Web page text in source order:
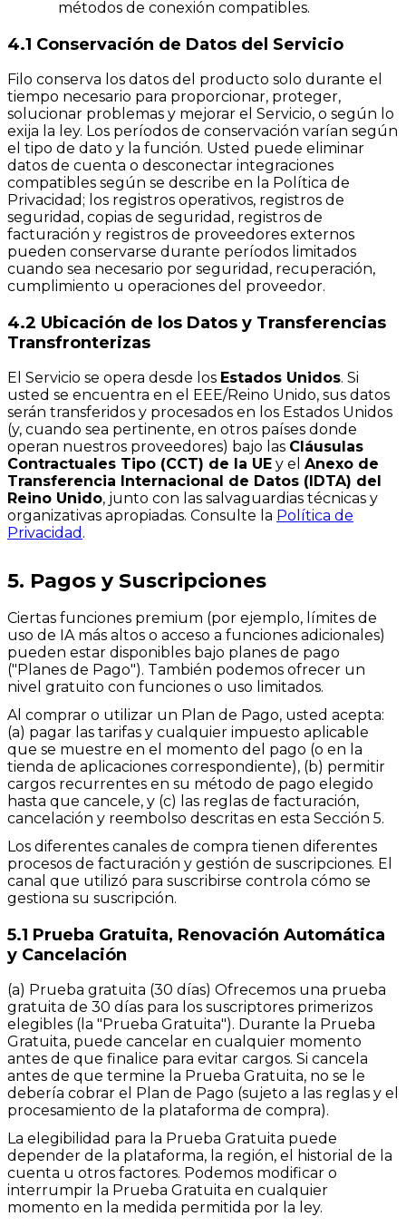
métodos de conexión compatibles.
4.1 Conservación de Datos del Servicio
Filo conserva los datos del producto solo durante el
tiempo necesario para proporcionar, proteger,
solucionar problemas y mejorar el Servicio, o según lo
exija la ley. Los períodos de conservación varían según
el tipo de dato y la función. Usted puede eliminar
datos de cuenta o desconectar integraciones
compatibles según se describe en la Política de
Privacidad; los registros operativos, registros de
seguridad, copias de seguridad, registros de
facturación y registros de proveedores externos
pueden conservarse durante períodos limitados
cuando sea necesario por seguridad, recuperación,
cumplimiento u operaciones del proveedor.
4.2 Ubicación de los Datos y Transferencias
Transfronterizas
El Servicio se opera desde los Estados Unidos. Si
usted se encuentra en el EEE/Reino Unido, sus datos
serán transferidos y procesados en los Estados Unidos
(y, cuando sea pertinente, en otros países donde
operan nuestros proveedores) bajo las Cláusulas
Contractuales Tipo (CCT) de la UE y el Anexo de
Transferencia Internacional de Datos (IDTA) del
Reino Unido, junto con las salvaguardias técnicas y
organizativas apropiadas. Consulte la Política de
Privacidad .
5. Pagos y Suscripciones
Ciertas funciones premium (por ejemplo, límites de
uso de IA más altos o acceso a funciones adicionales)
pueden estar disponibles bajo planes de pago
("Planes de Pago"). También podemos ofrecer un
nivel gratuito con funciones o uso limitados.
Al comprar o utilizar un Plan de Pago, usted acepta:
(a) pagar las tarifas y cualquier impuesto aplicable
que se muestre en el momento del pago (o en la
tienda de aplicaciones correspondiente), (b) permitir
cargos recurrentes en su método de pago elegido
hasta que cancele, y (c) las reglas de facturación,
cancelación y reembolso descritas en esta Sección 5.
Los diferentes canales de compra tienen diferentes
procesos de facturación y gestión de suscripciones. El
canal que utilizó para suscribirse controla cómo se
gestiona su suscripción.
5.1 Prueba Gratuita, Renovación Automática
y Cancelación
(a) Prueba gratuita (30 días) Ofrecemos una prueba
gratuita de 30 días para los suscriptores primerizos
elegibles (la "Prueba Gratuita"). Durante la Prueba
Gratuita, puede cancelar en cualquier momento
antes de que finalice para evitar cargos. Si cancela
antes de que termine la Prueba Gratuita, no se le
debería cobrar el Plan de Pago (sujeto a las reglas y el
procesamiento de la plataforma de compra).
La elegibilidad para la Prueba Gratuita puede
depender de la plataforma, la región, el historial de la
cuenta u otros factores. Podemos modificar o
interrumpir la Prueba Gratuita en cualquier
momento en la medida permitida por la ley.